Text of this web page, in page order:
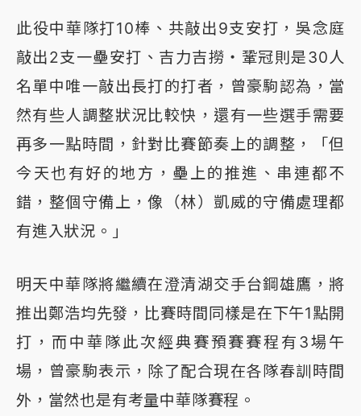
此役中華隊打10棒、共敲出9支安打，吳念庭
敲出2支一壘安打、吉力吉撈・鞏冠則是30人
名單中唯一敲出長打的打者，曾豪駒認為，當
然有些人調整狀況比較快，還有一些選手需要
再多一點時間，針對比賽節奏上的調整，「但
今天也有好的地方，壘上的推進、串連都不
錯，整個守備上，像（林）凱威的守備處理都
有進入狀況。」
明天中華隊將繼續在澄清湖交手台鋼雄鷹，將
推出鄭浩均先發，比賽時間同樣是在下午1點開
打，而中華隊此次經典賽預賽賽程有3場午
場，曾豪駒表示，除了配合現在各隊春訓時間
外，當然也是有考量中華隊賽程。